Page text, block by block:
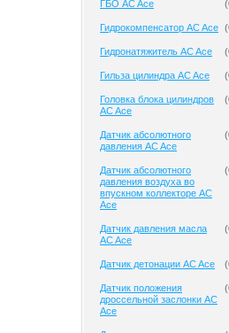
ГБО AC Ace (
Гидрокомпенсатор AC Ace (
Гидронатяжитель AC Ace (
Гильза цилиндра AC Ace (
Головка блока цилиндров
AC Ace
(
Датчик абсолютного
давления AC Ace
(
Датчик абсолютного
давления воздуха во
впускном коллекторе AC
Ace
(
Датчик давления масла
AC Ace
(
Датчик детонации AC Ace (
Датчик положения
дроссельной заслонки AC
Ace
(